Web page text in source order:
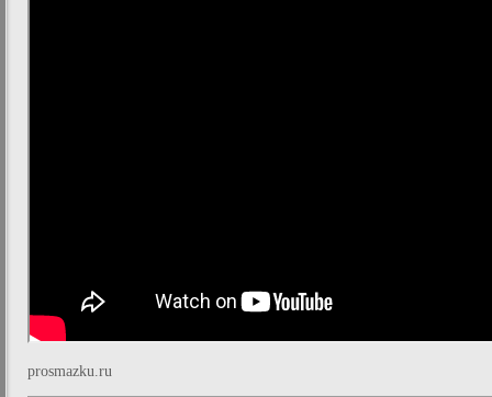
prosmazku.ru